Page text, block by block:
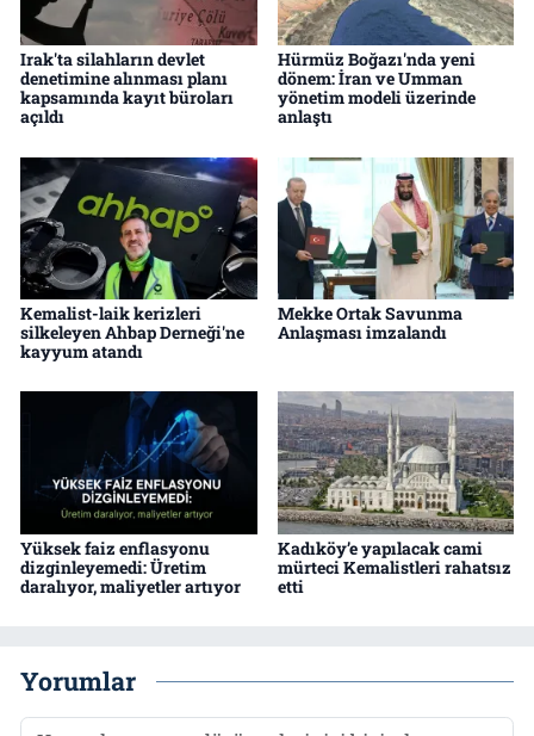
Irak'ta silahların devlet
denetimine alınması planı
kapsamında kayıt büroları
açıldı
Hürmüz Boğazı'nda yeni
dönem: İran ve Umman
yönetim modeli üzerinde
anlaştı
Kemalist-laik kerizleri
silkeleyen Ahbap Derneği'ne
kayyum atandı
Mekke Ortak Savunma
Anlaşması imzalandı
Yüksek faiz enflasyonu
dizginleyemedi: Üretim
daralıyor, maliyetler artıyor
Kadıköy’e yapılacak cami
mürteci Kemalistleri rahatsız
etti
Yorumlar